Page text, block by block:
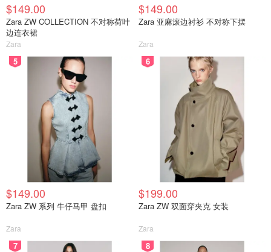
$149.00
Zara ZW COLLECTION 不对称荷叶
边连衣裙
Zara
$149.00
Zara 亚麻滚边衬衫 不对称下摆
Zara
5
$149.00
Zara ZW 系列 牛仔马甲 盘扣
Zara
6
$199.00
Zara ZW 双面穿夹克 女装
Zara
7 8